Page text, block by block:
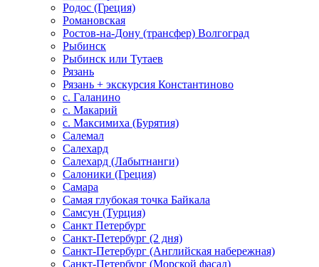
Родос (Греция)
Романовская
Ростов-на-Дону (трансфер) Волгоград
Рыбинск
Рыбинск или Тутаев
Рязань
Рязань + экскурсия Константиново
с. Галанино
с. Макарий
с. Максимиха (Бурятия)
Салемал
Салехард
Салехард (Лабытнанги)
Салоники (Греция)
Самара
Самая глубокая точка Байкала
Самсун (Турция)
Санкт Петербург
Санкт-Петербург (2 дня)
Санкт-Петербург (Английская набережная)
Санкт-Петербург (Морской фасад)